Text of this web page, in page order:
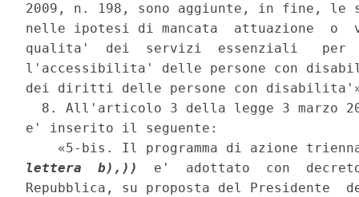
2009, n. 198, sono aggiunte, in fine, le
nelle ipotesi di mancata  attuazione
qualita'  dei  servizi  essenziali   per
l'accessibilita' delle persone con
dei diritti delle persone con
8. All'articolo 3 della legge 3 marzo
e' inserito il seguente:
«5-bis. Il programma di azione
lettera  b),))
e'  adottato  con
Repubblica, su proposta del